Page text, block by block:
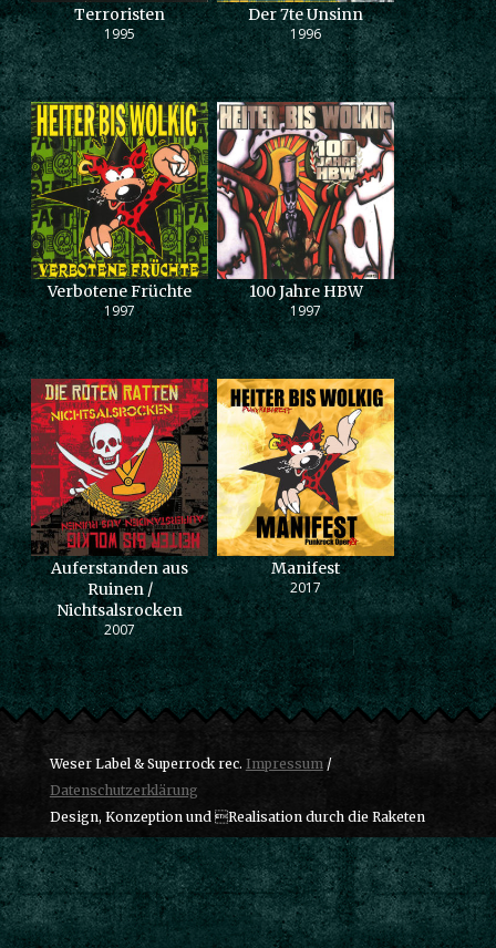
Terroristen
1995
Der 7te Unsinn
1996
Verbotene Früchte
1997
100 Jahre HBW
1997
Auferstanden aus
Ruinen /
Nichtsalsrocken
2007
Manifest
2017
Weser Label & Superrock rec. Impressum/
Datenschutzerklärung
Design, Konzeption und Realisation durch die Raketen